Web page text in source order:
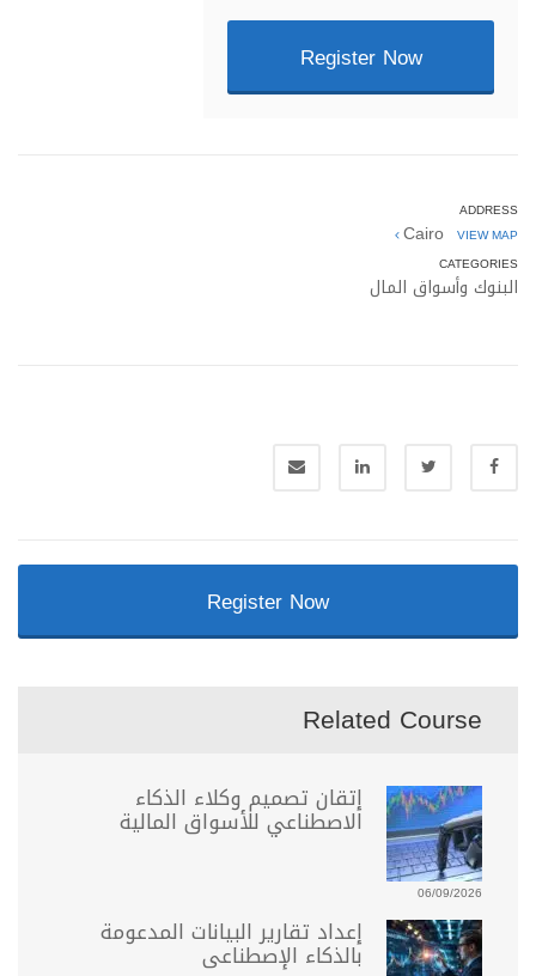
Register Now
ADDRESS
Cairo VIEW MAP
CATEGORIES
البنوك وأسواق المال
Register Now
Related Course
إتقان تصميم وكلاء الذكاء
الاصطناعي للأسواق المالية
06/09/2026
إعداد تقارير البيانات المدعومة
بالذكاء الإصطناعى